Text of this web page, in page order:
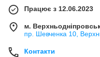
Працює з 12.06.2023
м.
пр. Шевченка 10,
Контакти